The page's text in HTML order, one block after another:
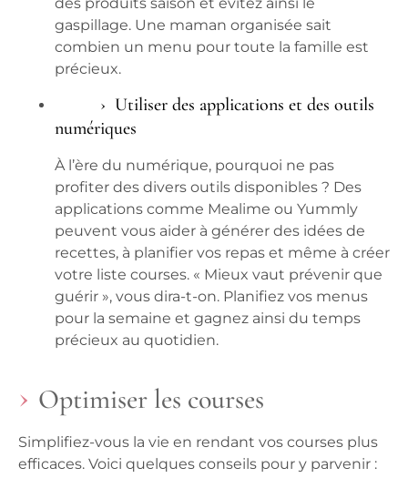
gaspillage. Une maman organisée sait
combien un menu pour toute la famille est
précieux.
Utiliser des applications et des outils
numériques
À l’ère du numérique, pourquoi ne pas
profiter des divers outils disponibles ? Des
applications comme Mealime ou Yummly
peuvent vous aider à générer des idées de
recettes, à planifier vos repas et même à créer
votre liste courses. « Mieux vaut prévenir que
guérir », vous dira-t-on. Planifiez vos menus
pour la semaine et gagnez ainsi du temps
précieux au quotidien.
Optimiser les courses
Simplifiez-vous la vie en rendant vos courses plus
efficaces. Voici quelques conseils pour y parvenir :